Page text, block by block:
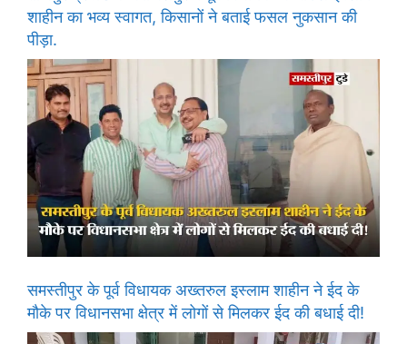
शाहीन का भव्य स्वागत, किसानों ने बताई फसल नुकसान की
पीड़ा.
समस्तीपुर के पूर्व विधायक अख्तरुल इस्लाम शाहीन ने ईद के
मौके पर विधानसभा क्षेत्र में लोगों से मिलकर ईद की बधाई दी!